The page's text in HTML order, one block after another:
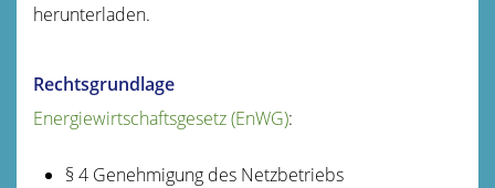
herunterladen.
Rechtsgrundlage
Energiewirtschaftsgesetz (EnWG):
§ 4 Genehmigung des Netzbetriebs